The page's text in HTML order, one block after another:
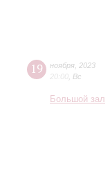
19 ноября 2023
20:00 Вс
Большой зал